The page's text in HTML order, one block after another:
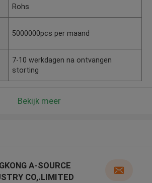
Rohs
5000000pcs per maand
7-10 werkdagen na ontvangen
storting
Bekijk meer
A-SOURCE
CO,.LIMITED